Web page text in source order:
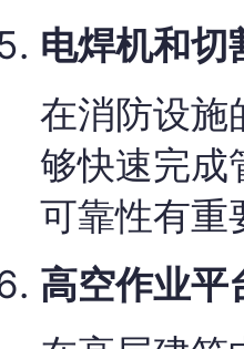
电焊机和切
在消防设施
够快速完成
可靠性有重
高空作业平